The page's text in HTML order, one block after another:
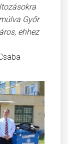
Győr
ehhez